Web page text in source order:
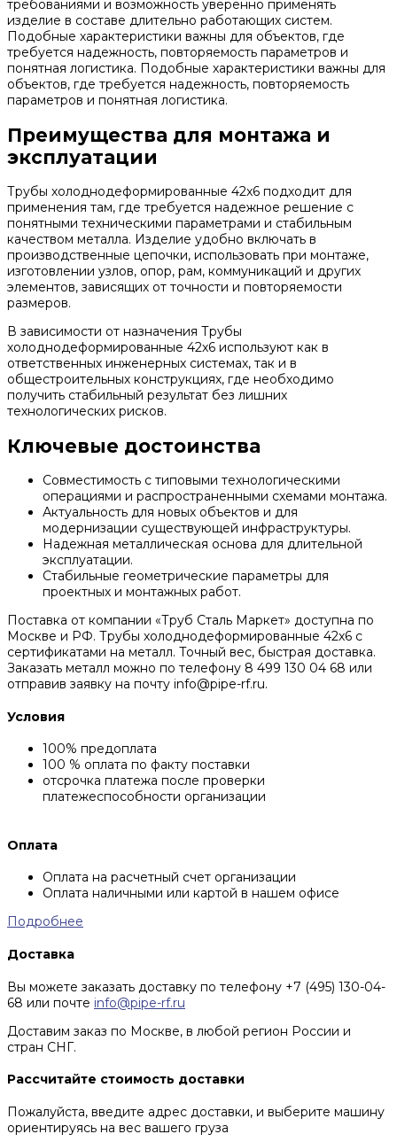
требованиями и возможность уверенно применять
изделие в составе длительно работающих систем.
Подобные характеристики важны для объектов, где
требуется надежность, повторяемость параметров и
понятная логистика. Подобные характеристики важны для
объектов, где требуется надежность, повторяемость
параметров и понятная логистика.
Преимущества для монтажа и
эксплуатации
Трубы холоднодеформированные 42x6 подходит для
применения там, где требуется надежное решение с
понятными техническими параметрами и стабильным
качеством металла. Изделие удобно включать в
производственные цепочки, использовать при монтаже,
изготовлении узлов, опор, рам, коммуникаций и других
элементов, зависящих от точности и повторяемости
размеров.
В зависимости от назначения Трубы
холоднодеформированные 42x6 используют как в
ответственных инженерных системах, так и в
общестроительных конструкциях, где необходимо
получить стабильный результат без лишних
технологических рисков.
Ключевые достоинства
Совместимость с типовыми технологическими
операциями и распространенными схемами монтажа.
Актуальность для новых объектов и для
модернизации существующей инфраструктуры.
Надежная металлическая основа для длительной
эксплуатации.
Стабильные геометрические параметры для
проектных и монтажных работ.
Поставка от компании «Труб Сталь Маркет» доступна по
Москве и РФ. Трубы холоднодеформированные 42x6 с
сертификатами на металл. Точный вес, быстрая доставка.
Заказать металл можно по телефону 8 499 130 04 68 или
отправив заявку на почту info@pipe-rf.ru.
Условия
100% предоплата
100 % оплата по факту поставки
отсрочка платежа после проверки
платежеспособности организации
Оплата
Оплата на расчетный счет организации
Оплата наличными или картой в нашем офисе
Подробнее
Доставка
Вы можете заказать доставку по телефону +7 (495) 130-04-
68 или почте info@pipe-rf.ru
Доставим заказ по Москве, в любой регион России и
стран СНГ.
Рассчитайте стоимость доставки
Пожалуйста, введите адрес доставки, и выберите машину
ориентируясь на вес вашего груза